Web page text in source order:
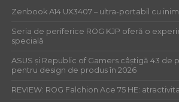
Zenbook A14 UX3407 – ultra-portabil cu
Seria de periferice ROG KJP oferă o
specială
ASUS și Republic of Gamers câștigă 43 de
pentru design de produs în 2026
REVIEW: ROG Falchion Ace 75 HE: